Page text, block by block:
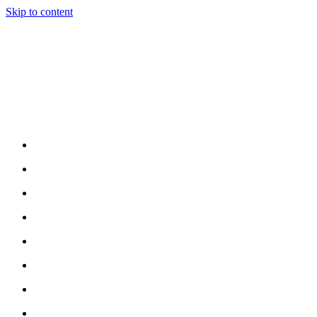
Skip to content